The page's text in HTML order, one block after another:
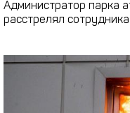
Администратор парка
расстрелял